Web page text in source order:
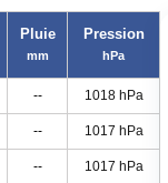
Pluie
mm
Pression
hPa
-- 1018 hPa
-- 1017 hPa
-- 1017 hPa